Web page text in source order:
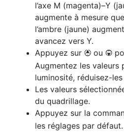
l’axe M (magenta)–Y
augmente à mesure
l’ambre (jaune)
avancez vers Y.
Appuyez sur 1 ou 3
Augmentez les valeurs
luminosité, réduisez-
Les valeurs
du quadrillage.
Appuyez sur la
les réglages par défaut.